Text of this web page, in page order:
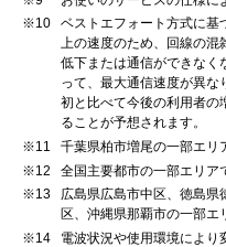
※10
ベストエフォート方式に基
上の速度のため、回線の混
低下または通信ができなく
って、最大通信速度が異な
初と比べて今後の利用者の
ることが予想されます。
※11
千葉県柏市増尾の一部エリ
※12
全国主要都市の一部エリア
※13
広島県広島市中区、徳島県
区、沖縄県那覇市の一部エ
※14
電波状況や使用環境により